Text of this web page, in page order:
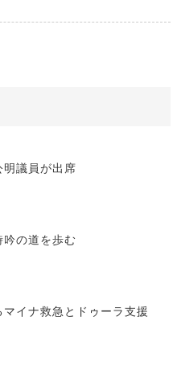
議員が出席
の道を歩む
イナ救急とドゥーラ支援